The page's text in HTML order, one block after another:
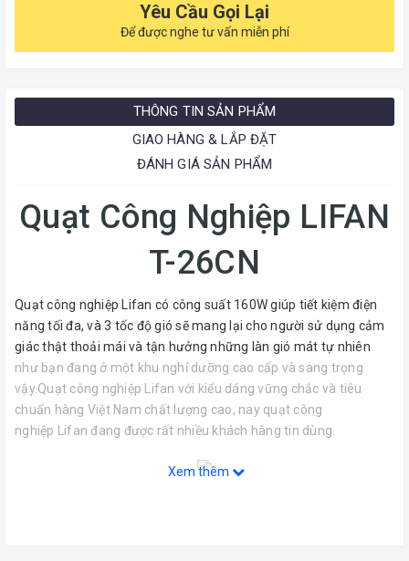
Yêu Cầu Gọi Lại
Để được nghe tư vấn miễn phí
THÔNG TIN SẢN PHẨM
GIAO HÀNG & LẮP ĐẶT
ĐÁNH GIÁ SẢN PHẨM
Quạt Công Nghiệp LIFAN
T-26CN
Quạt công nghiệp Lifan có công suất 160W giúp tiết kiệm điện
năng tối đa, và 3 tốc độ gió sẽ mang lại cho người sử dụng cảm
giác thật thoải mái và tận hưởng những làn gió mát tự nhiên
như bạn đang ở một khu nghỉ dưỡng cao cấp và sang trọng
vậy.Quạt công nghiệp Lifan với kiểu dáng vững chắc và tiêu
chuẩn hàng Việt Nam chất lượng cao, nay quạt công
nghiệp Lifan đang được rất nhiều khách hàng tin dùng.
Xem thêm